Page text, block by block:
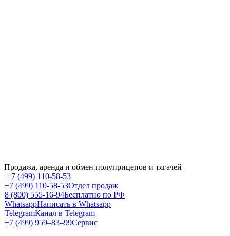
Продажа, аренда и обмен полуприцепов и тягачей
+7 (499) 110-58-53
+7 (499) 110-58-53Отдел продаж
8 (800) 555-16-94Бесплатно по РФ
WhatsappНаписать в Whatsapp
TelegramКанал в Telegram
+7 (499) 959‒83‒99Сервис